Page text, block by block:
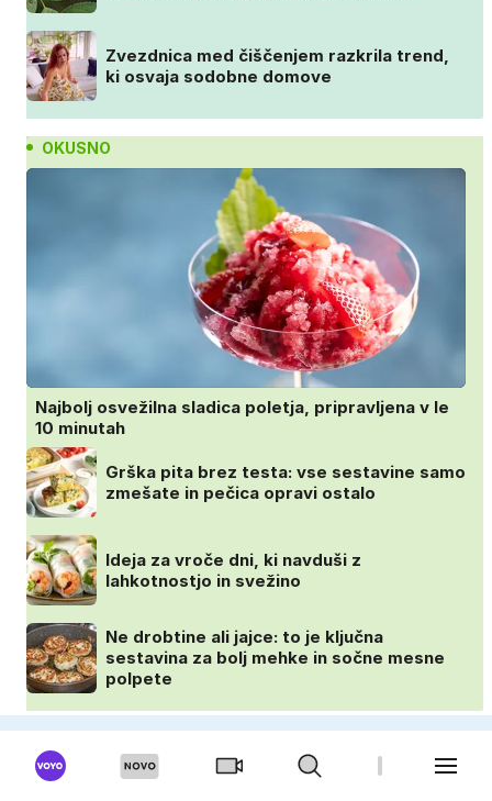
Zvezdnica med čiščenjem razkrila trend,
ki osvaja sodobne domove
OKUSNO
Najbolj osvežilna sladica poletja, pripravljena v le
10 minutah
Grška pita brez testa: vse sestavine samo
zmešate in pečica opravi ostalo
Ideja za vroče dni, ki navduši z
lahkotnostjo in svežino
Ne drobtine ali jajce: to je ključna
sestavina za bolj mehke in sočne mesne
polpete